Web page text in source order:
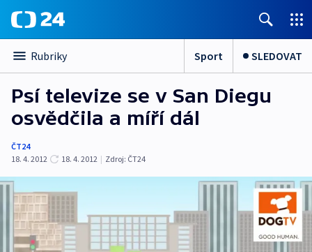
Rubriky Sport SLEDOVAT
Psí televize se v San Diegu
osvědčila a míří dál
ČT24
18. 4. 2012
18. 4. 2012 | Zdroj: ČT24